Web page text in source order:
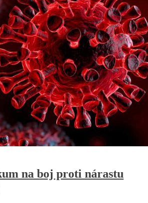
na boj proti nárastu